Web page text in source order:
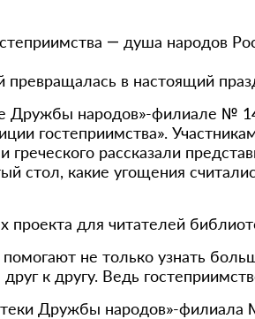
превращалась в настоящий
Дружбы народов»-филиале №
гостеприимства».
греческого рассказали
стол, какие угощения
проекта для читателей
помогают не только узнать
к другу. Ведь
Дружбы народов»-